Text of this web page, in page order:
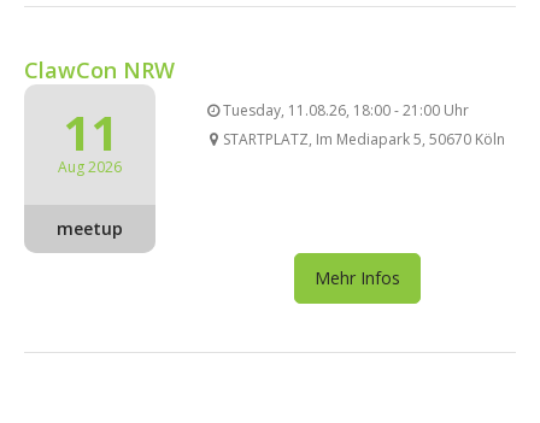
ClawCon NRW
11
Aug 2026
meetup
Tuesday, 11.08.26, 18:00 - 21:00 Uhr
STARTPLATZ, Im Mediapark 5, 50670 Köln
Mehr Infos